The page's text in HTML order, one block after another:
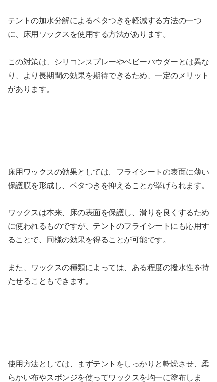
テントの加水分解によるベタつきを軽減する方法の一つ
に、床用ワックスを使用する方法があります。
この対策は、シリコンスプレーやベビーパウダーとは異な
り、より長期間の効果を期待できるため、一定のメリット
があります。
床用ワックスの効果としては、フライシートの表面に薄い
保護膜を形成し、ベタつきを抑えることが挙げられます。
ワックスは本来、床の表面を保護し、滑りを良くするため
に使われるものですが、テントのフライシートにも応用す
ることで、同様の効果を得ることが可能です。
また、ワックスの種類によっては、ある程度の撥水性を持
たせることもできます。
使用方法としては、まずテントをしっかりと乾燥させ、柔
らかい布やスポンジを使ってワックスを均一に塗布しま